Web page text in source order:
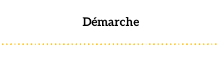
Démarche